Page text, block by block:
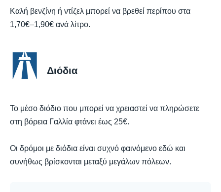
Καλή βενζίνη ή ντίζελ μπορεί να βρεθεί περίπου στα
1,70€–1,90€ ανά λίτρο.
Διόδια
Το μέσο διόδιο που μπορεί να χρειαστεί να πληρώσετε
στη βόρεια Γαλλία φτάνει έως 25€.
Οι δρόμοι με διόδια είναι συχνό φαινόμενο εδώ και
συνήθως βρίσκονται μεταξύ μεγάλων πόλεων.